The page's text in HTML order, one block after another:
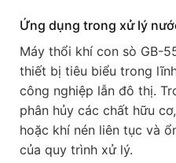
Ứng dụng trong xử lý
Máy thổi khí con sò GB-
thiết bị tiêu biểu trong
công nghiệp lẫn đô thị.
phân hủy các chất hữu
hoặc khí nén liên tục và
của quy trình xử lý.